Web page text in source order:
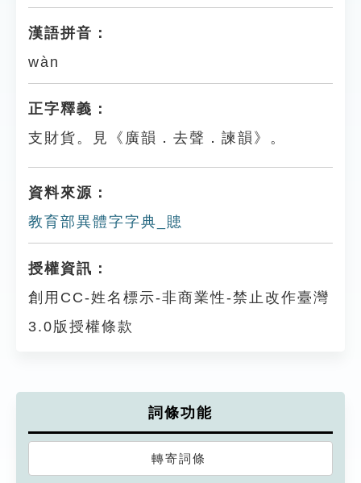
漢語拼音：
wàn
正字釋義：
支財貨。見《廣韻．去聲．諫韻》。
資料來源：
教育部異體字字典_贃
授權資訊：
創用CC-姓名標示-非商業性-禁止改作臺灣
3.0版授權條款
詞條功能
轉寄詞條